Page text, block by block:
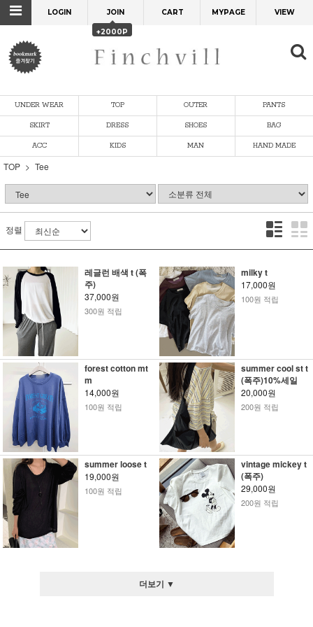
LOGIN JOIN
+2000P
CART MYPAGE VIEW
UNDER WEAR TOP OUTER PANTS
SKIRT DRESS SHOES BAG
ACC KIDS MAN HAND MADE
TOP Tee
정렬
레글런 배색 t (폭
주)
37,000원
300원 적립
milky t
17,000원
100원 적립
forest cotton mt
m
14,000원
100원 적립
summer cool st t
(폭주)10%세일
20,000원
200원 적립
summer loose t
19,000원
100원 적립
vintage mickey t
(폭주)
29,000원
200원 적립
더보기 ▼